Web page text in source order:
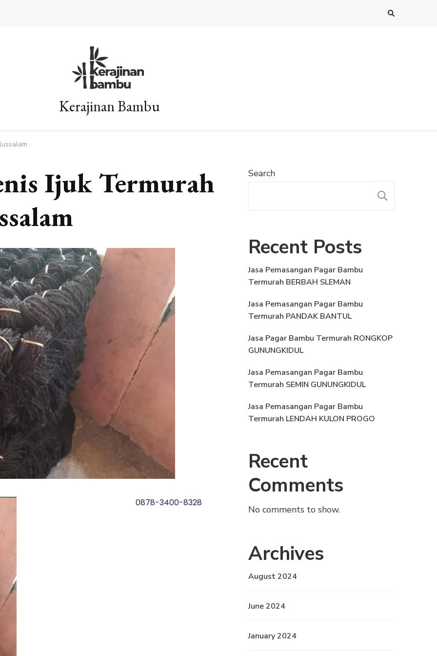
Kerajinan Bambu
Ijuk Termurah
0878-3400-8328
Search
Recent Posts
Jasa Pemasangan Pagar Bambu
Termurah BERBAH SLEMAN
Jasa Pemasangan Pagar Bambu
Termurah PANDAK BANTUL
Jasa Pagar Bambu Termurah RONGKOP
GUNUNGKIDUL
Jasa Pemasangan Pagar Bambu
Termurah SEMIN GUNUNGKIDUL
Jasa Pemasangan Pagar Bambu
Termurah LENDAH KULON PROGO
Recent
Comments
No comments to show.
Archives
August 2024
June 2024
January 2024